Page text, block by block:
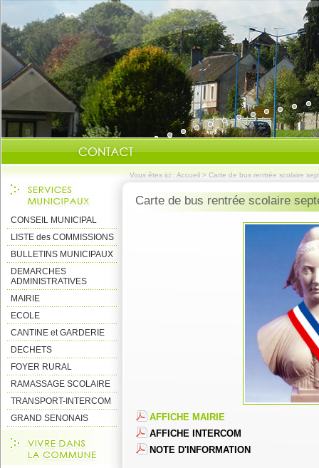
Vous êtes ici : Accueil > Carte de bus rentrée scolaire
CONSEIL MUNICIPAL
LISTE des COMMISSIONS
BULLETINS MUNICIPAUX
DEMARCHES
ADMINISTRATIVES
MAIRIE
ECOLE
CANTINE et GARDERIE
DECHETS
FOYER RURAL
RAMASSAGE SCOLAIRE
TRANSPORT-INTERCOM
GRAND SENONAIS
Carte de bus rentrée scolaire
AFFICHE MAIRIE
AFFICHE INTERCOM
NOTE D'INFORMATION